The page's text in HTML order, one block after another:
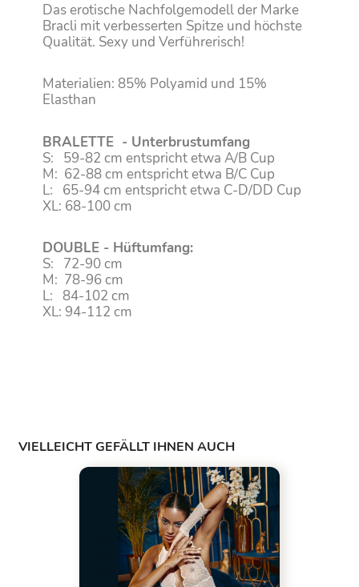
Das erotische Nachfolgemodell der Marke
Bracli mit verbesserten Spitze und höchste
Qualität. Sexy und Verführerisch!
Materialien: 85% Polyamid und 15%
Elasthan
BRALETTE - Unterbrustumfang
S: 59-82 cm entspricht etwa A/B Cup
M: 62-88 cm entspricht etwa B/C Cup
L: 65-94 cm entspricht etwa C-D/DD Cup
XL: 68-100 cm
DOUBLE - Hüftumfang:
S: 72-90 cm
M: 78-96 cm
L: 84-102 cm
XL: 94-112 cm
VIELLEICHT GEFÄLLT IHNEN AUCH